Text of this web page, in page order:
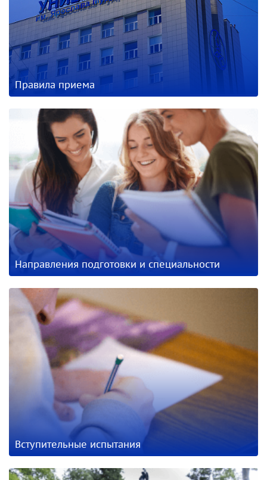
Правила приема
Направления подготовки и специальности
Вступительные испытания